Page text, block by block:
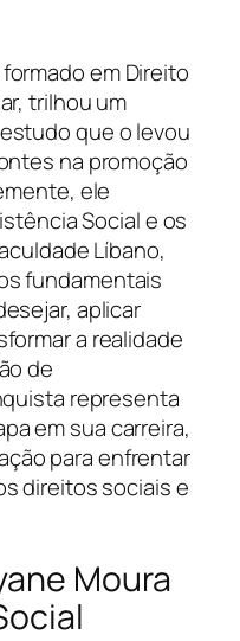
em Direito
trilhou um
que o levou
na promoção
ele
Social e os
Líbano,
fundamentais
aplicar
a realidade
de
representa
em sua carreira,
para enfrentar
direitos sociais e
Moura